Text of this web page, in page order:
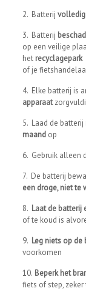
2. Batterij volledig
3. Batterij
op een veilige
het recyclagepark
of je
4. Elke batterij is
apparaat
5. Laad de
maandop
6. Gebruik alleen
7. De batterij
een droge, niet te
8. Laat de batterij
of te koud is
9. Leg niets op de
voorkomen
10. Beperk het
fiets of step,